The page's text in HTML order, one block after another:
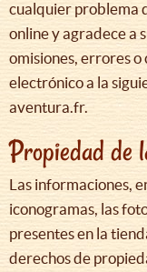
cualquier problema
online y agradece a
omisiones, errores
electrónico a la
aventura.fr.
Propiedad de
Las informaciones,
iconogramas, las
presentes en la
derechos de